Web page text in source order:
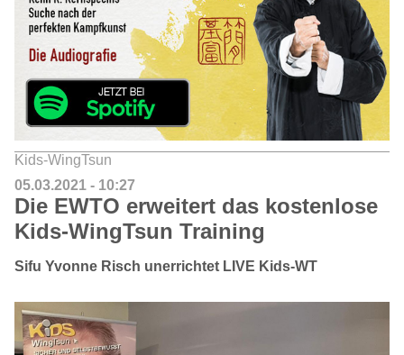
Kids-WingTsun
05.03.2021 - 10:27
Die EWTO erweitert das kostenlose
Kids-WingTsun Training
Sifu Yvonne Risch unerrichtet LIVE Kids-WT